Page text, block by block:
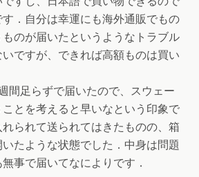
．自分は幸運にも海外通販でもの
のが届いたというようなトラブル
ですが、できれば高額ものは買い
間足らずで届いたので、スウェー
とを考えると早いなという印象で
られて送られてはきたものの、箱
たような状態でした．中身は問題
事で届いてなによりです．